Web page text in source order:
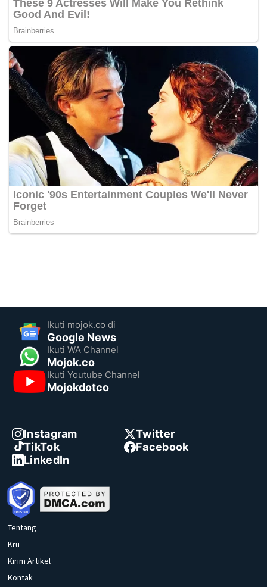
Ikuti mojok.co di
Google News
Ikuti WA Channel
Mojok.co
Ikuti Youtube Channel
Mojokdotco
Instagram
Twitter
TikTok
Facebook
LinkedIn
Tentang
Kru
Kirim Artikel
Kontak